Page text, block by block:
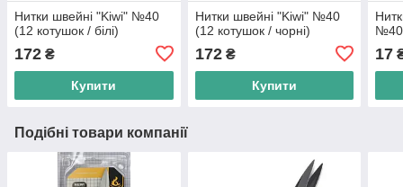
Нитки швейні "Kiwi" №40
(12 котушок / білі)
172 ₴
Купити
Нитки швейні "Kiwi" №40
(12 котушок / чорні)
172₴
Купити
№40
17
Подібні товари компанії